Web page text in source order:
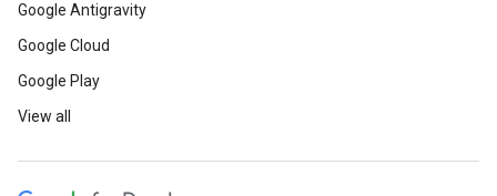
Google Antigravity
Google Cloud
Google Play
View all